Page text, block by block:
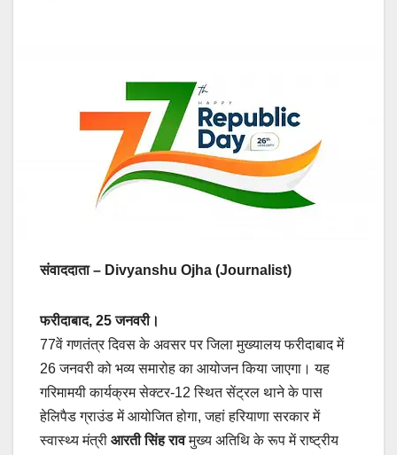
संवाददाता – Divyanshu Ojha (Journalist)
फरीदाबाद, 25 जनवरी।
77वें गणतंत्र दिवस के अवसर पर जिला मुख्यालय फरीदाबाद में
26 जनवरी को भव्य समारोह का आयोजन किया जाएगा। यह
गरिमामयी कार्यक्रम सेक्टर-12 स्थित सेंट्रल थाने के पास
हेलिपैड ग्राउंड में आयोजित होगा, जहां हरियाणा सरकार में
स्वास्थ्य मंत्री आरती सिंह रावमुख्य अतिथि के रूप में राष्ट्रीय